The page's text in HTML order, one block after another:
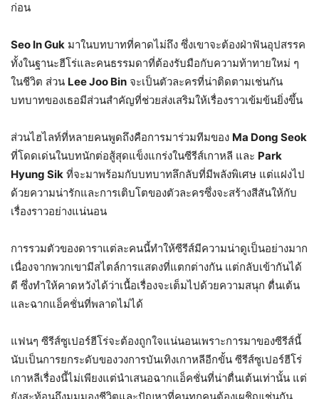
ก่อน
Seo In Guk มาในบทบาทที่คาดไม่ถึง ซึ่งเขาจะต้องฝ่าฟันอุปสรรค
ทั้งในฐานะฮีโร่และคนธรรมดาที่ต้องรับมือกับความท้าทายใหม่ ๆ
ในชีวิต ส่วน Lee Joo Bin จะเป็นตัวละครที่น่าติดตามเช่นกัน
บทบาทของเธอมีส่วนสำคัญที่ช่วยส่งเสริมให้เรื่องราวเข้มข้นยิ่งขึ้น
ส่วนไฮไลท์ที่หลายคนพูดถึงคือการมาร่วมทีมของ Ma Dong Seok
ที่โดดเด่นในบทนักต่อสู้สุดแข็งแกร่งในซีรีส์เกาหลี และ Park
Hyung Sik ที่จะมาพร้อมกับบทบาทลึกลับที่มีพลังพิเศษ แต่แฝงไป
ด้วยความน่ารักและการเติบโตของตัวละครซึ่งจะสร้างสีสันให้กับ
เรื่องราวอย่างแน่นอน
การรวมตัวของดาราแต่ละคนนี้ทำให้ซีรีส์มีความน่าดูเป็นอย่างมาก
เนื่องจากพวกเขามีสไตล์การแสดงที่แตกต่างกัน แต่กลับเข้ากันได้
ดี ซึ่งทำให้คาดหวังได้ว่าเนื้อเรื่องจะเต็มไปด้วยความสนุก ตื่นเต้น
และฉากแอ็คชั่นที่พลาดไม่ได้
แฟนๆ ซีรีส์ซูเปอร์ฮีโร่จะต้องถูกใจแน่นอนเพราะการมาของซีรีส์นี้
นับเป็นการยกระดับของวงการบันเทิงเกาหลีอีกขั้น ซีรีส์ซูเปอร์ฮีโร่
เกาหลีเรื่องนี้ไม่เพียงแต่นำเสนอฉากแอ็คชั่นที่น่าตื่นเต้นเท่านั้น แต่